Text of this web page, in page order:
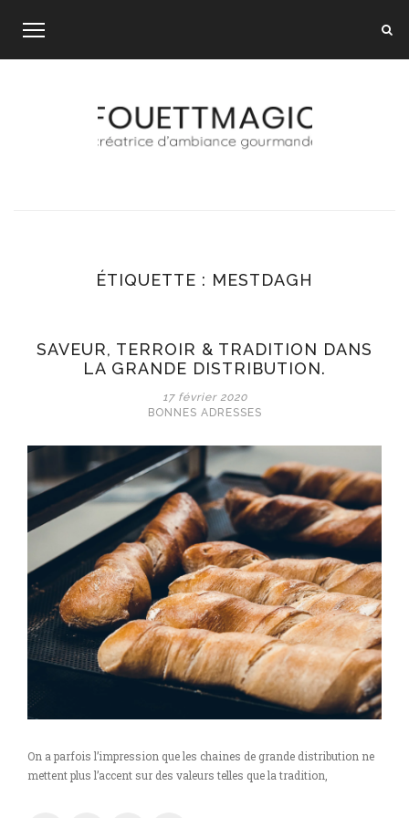
ÉTIQUETTE : MESTDAGH
SAVEUR, TERROIR & TRADITION DANS
LA GRANDE DISTRIBUTION.
17 février 2020
BONNES ADRESSES
On a parfois l’impression que les chaines de grande distribution ne
mettent plus l’accent sur des valeurs telles que la tradition,